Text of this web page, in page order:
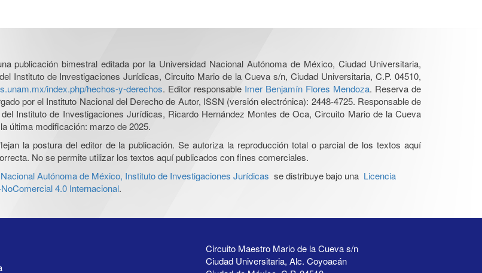
publicación bimestral editada por la Universidad Nacional Autónoma de México, Ciudad Universitaria,
Instituto de Investigaciones Jurídicas, Circuito Mario de la Cueva s/n, Ciudad Universitaria, C.P. 04510,
index.php/hechos-y-derechos. Editor responsable Imer Benjamín Flores Mendoza. Reserva de
por el Instituto Nacional del Derecho de Autor, ISSN (versión electrónica): 2448-4725. Responsable de
Instituto de Investigaciones Jurídicas, Ricardo Hernández Montes de Oca, Circuito Mario de la Cueva
última modificación: marzo de 2025.
la postura del editor de la publicación. Se autoriza la reproducción total o parcial de los textos aquí
No se permite utilizar los textos aquí publicados con fines comerciales.
Autónoma de México, Instituto de Investigaciones Jurídicas se distribuye bajo una Licencia
4.0 Internacional.
Circuito Maestro Mario de la Cueva s/n
Ciudad Universitaria, Alc. Coyoacán